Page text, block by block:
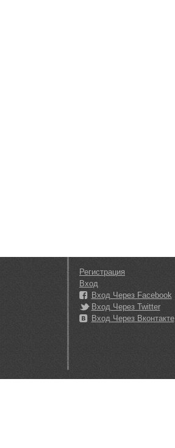
Регистрация
Вход
Вход Через Facebook
Вход Через Twitter
Вход Через Вконтакте